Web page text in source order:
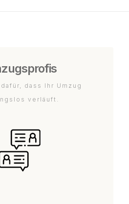
dass Ihr Umzug
verläuft.